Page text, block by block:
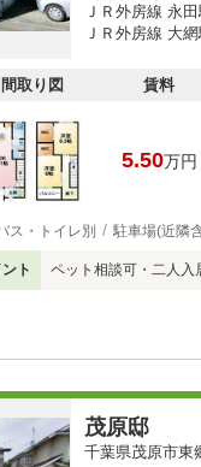
ＪＲ外房線 永
ＪＲ外房線 大
間取り図 賃料
5.50万円
ス・トイレ別 駐車場(近隣
ト ペット相談可・二人入
茂原邸
千葉県茂原市東